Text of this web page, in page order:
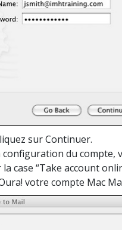
sur Continuer.
configuration du compte,
la case “Take account
votre compte Mac